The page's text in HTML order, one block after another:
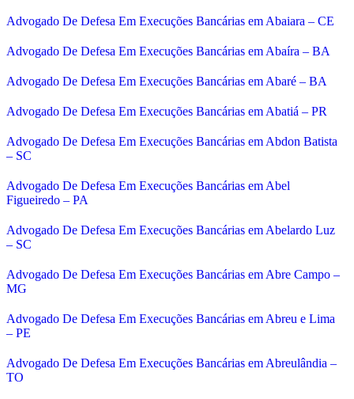
Advogado De Defesa Em Execuções Bancárias em Abaiara – CE
Advogado De Defesa Em Execuções Bancárias em Abaíra – BA
Advogado De Defesa Em Execuções Bancárias em Abaré – BA
Advogado De Defesa Em Execuções Bancárias em Abatiá – PR
Advogado De Defesa Em Execuções Bancárias em Abdon Batista
– SC
Advogado De Defesa Em Execuções Bancárias em Abel
Figueiredo – PA
Advogado De Defesa Em Execuções Bancárias em Abelardo Luz
– SC
Advogado De Defesa Em Execuções Bancárias em Abre Campo –
MG
Advogado De Defesa Em Execuções Bancárias em Abreu e Lima
– PE
Advogado De Defesa Em Execuções Bancárias em Abreulândia –
TO